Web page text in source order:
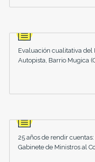
Evaluación cualitativa del
Autopista, Barrio Mugica
25 años de rendir
Gabinete de Ministros al